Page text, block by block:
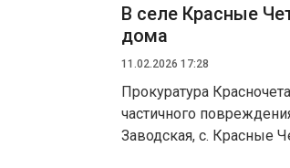
В селе Красные
дома
11.02.2026 17:28
Прокуратура
частичного
Заводская, с. Красные